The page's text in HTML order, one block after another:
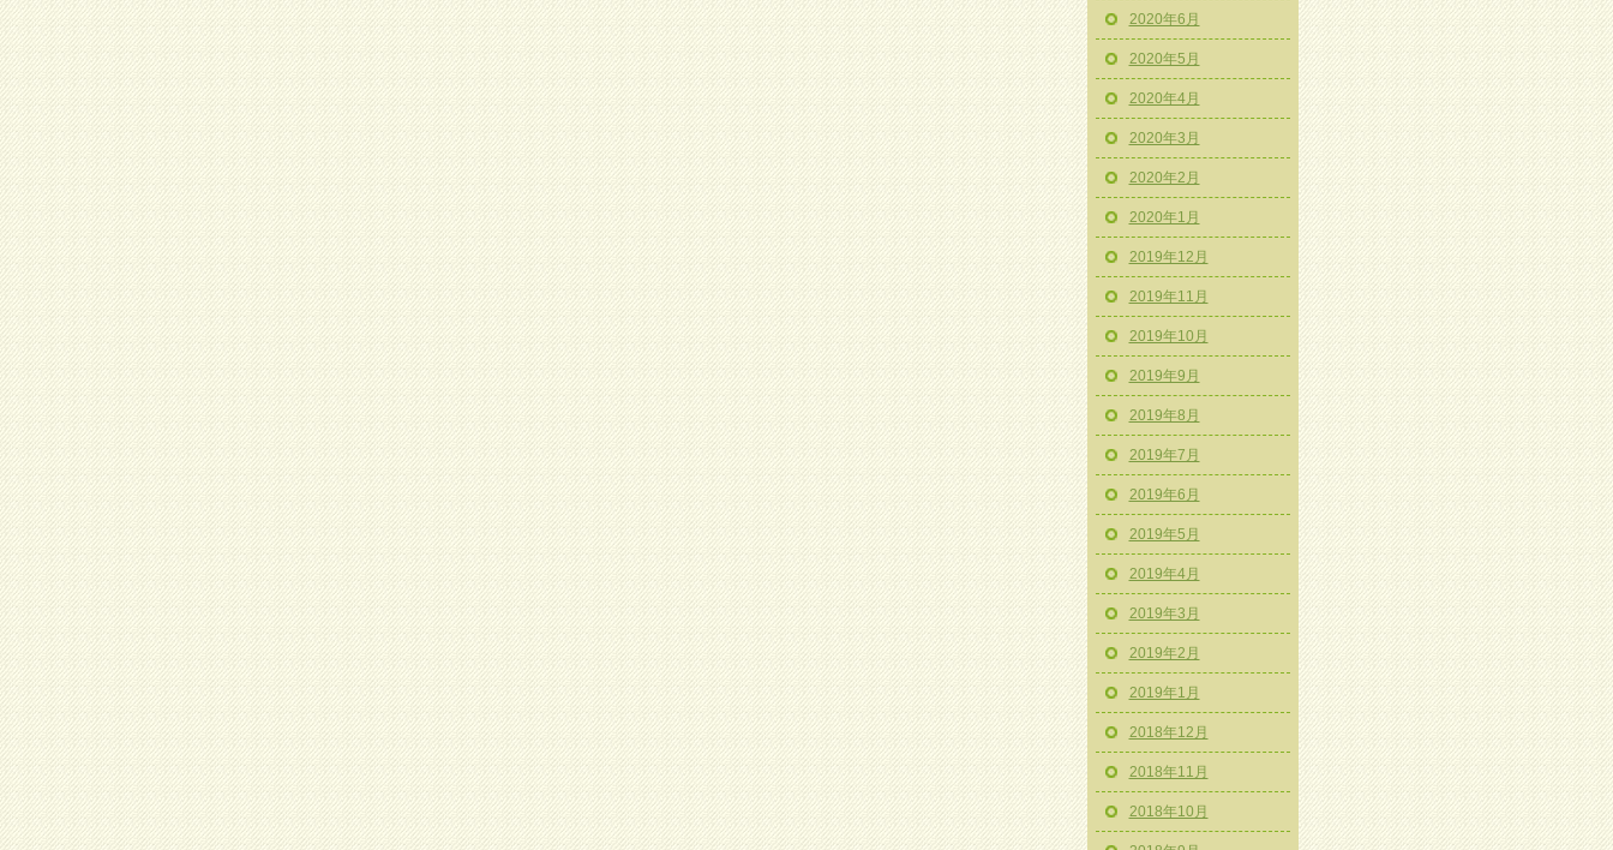
2020年6月
2020年5月
2020年4月
2020年3月
2020年2月
2020年1月
2019年12月
2019年11月
2019年10月
2019年9月
2019年8月
2019年7月
2019年6月
2019年5月
2019年4月
2019年3月
2019年2月
2019年1月
2018年12月
2018年11月
2018年10月